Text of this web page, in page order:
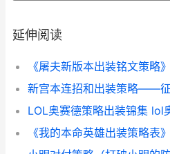
延伸阅读
LOL奥赛德策略出装锦集 lol